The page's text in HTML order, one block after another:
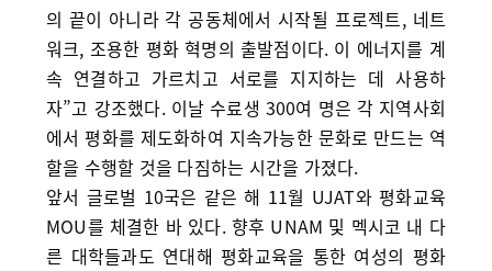
의 끝이 아니라 각 공동체에서 시작될 프로젝트, 네트
워크, 조용한 평화 혁명의 출발점이다. 이 에너지를 계
속 연결하고 가르치고 서로를 지지하는 데 사용하
자”고 강조했다. 이날 수료생 300여 명은 각 지역사회
에서 평화를 제도화하여 지속가능한 문화로 만드는 역
할을 수행할 것을 다짐하는 시간을 가졌다.
앞서 글로벌 10국은 같은 해 11월 UJAT와 평화교육
MOU를 체결한 바 있다. 향후 UNAM 및 멕시코 내 다
른 대학들과도 연대해 평화교육을 통한 여성의 평화